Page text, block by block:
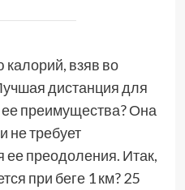
взяв во
дистанция для
ее преимущества? Она
не требует
ее преодоления. Итак,
при беге 1 км? 25